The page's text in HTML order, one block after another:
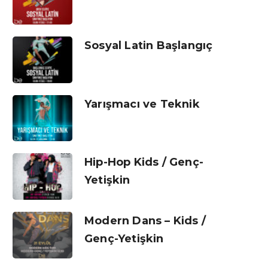
Sosyal Latin Başlangıç
Yarışmacı ve Teknik
Hip-Hop Kids / Genç-
Yetişkin
Modern Dans – Kids /
Genç-Yetişkin